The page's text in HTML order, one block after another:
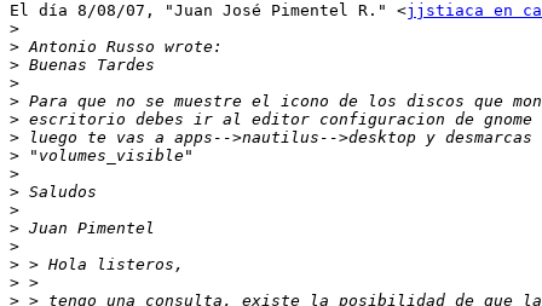
El día 8/08/07, "Juan José Pimentel R." <jjstiaca en
>
>
>
>
>
>
>
>
>
>
>
>
>
>
>
>